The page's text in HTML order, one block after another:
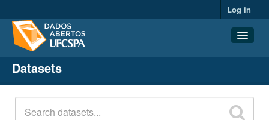
Log in
Datasets
Organizations
Groups
Datasets